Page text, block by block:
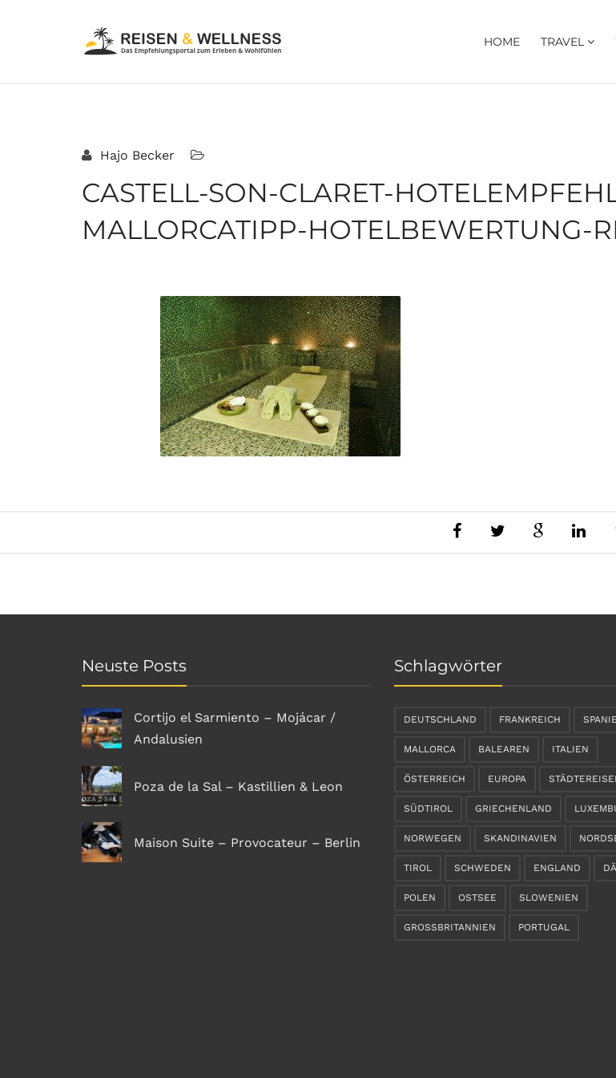
HOME TRAVEL
Hajo Becker
CASTELL-SON-CLARET-
MALLORCATIPP-HOTELBEWERTUNG-
Neuste Posts
Cortijo el Sarmiento – Mojácar /
Andalusien
Poza de la Sal – Kastillien & Leon
Maison Suite – Provocateur – Berlin
Schlagwörter
DEUTSCHLAND FRANKREICH
MALLORCA BALEAREN ITALIEN
ÖSTERREICH EUROPA
SÜDTIROL GRIECHENLAND
NORWEGEN SKANDINAVIEN
TIROL SCHWEDEN ENGLAND
POLEN OSTSEE SLOWENIEN
GROSSBRITANNIEN PORTUGAL